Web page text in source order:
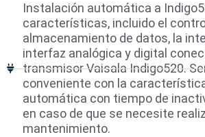
Instalación automática a
características, incluido el
almacenamiento de datos, la
interfaz analógica y digital
transmisor Vaisala Indigo520.
conveniente con la
automática con tiempo de
en caso de que se necesite
mantenimiento.